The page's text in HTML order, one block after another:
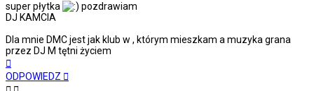
super płytka
pozdrawiam
DJ KAMCIA
Dla mnie DMC jest jak klub w , którym mieszkam a muzyka grana
przez DJ M tętni życiem
górę
ODPOWIEDZ